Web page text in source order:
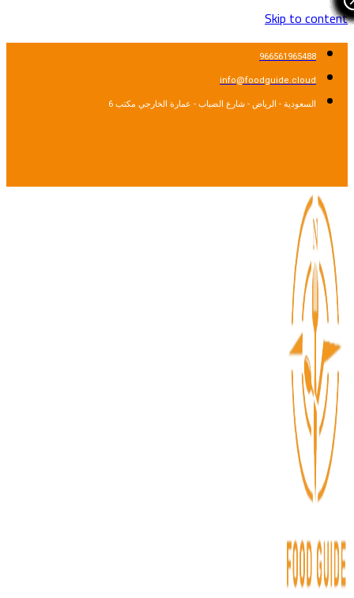
Skip to
966561965488
info@foodguide.cloud
السعودية - الرياض - شارع الضباب - عمارة الخارجي مكتب 6